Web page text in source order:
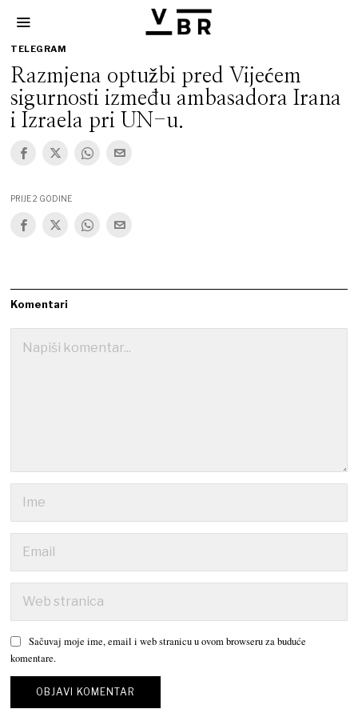
TELEGRAM
Razmjena optužbi pred Vijećem
sigurnosti između ambasadora Irana
i Izraela pri UN-u.
PRIJE 2 GODINE
Komentari
Sačuvaj moje ime, email i web stranicu u ovom browseru za buduće
komentare.